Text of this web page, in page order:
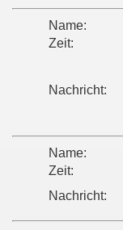
Name:
Zeit:
Nachricht:
Name:
Zeit:
Nachricht: